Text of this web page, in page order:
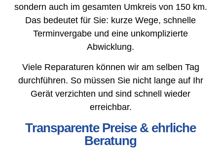
sondern auch im gesamten Umkreis von 150 km.
Das bedeutet für Sie: kurze Wege, schnelle
Terminvergabe und eine unkomplizierte
Abwicklung.
Viele Reparaturen können wir am selben Tag
durchführen. So müssen Sie nicht lange auf Ihr
Gerät verzichten und sind schnell wieder
erreichbar.
Transparente Preise & ehrliche
Beratung